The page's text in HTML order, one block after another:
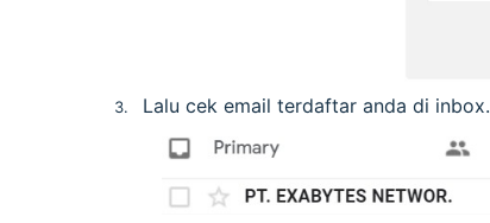
Lalu cek email terdaftar anda di inbox.